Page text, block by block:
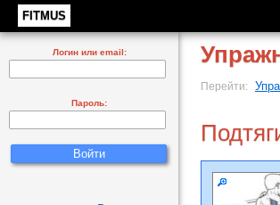
FITMUS
Перейти:
Логин или email:
Пароль: